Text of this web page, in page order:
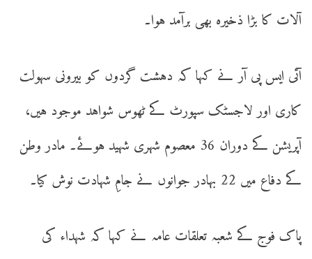
آلات کا بڑا ذخیرہ بھی برآمد ہوا۔
آئی ایس پی آر نے کہا کہ دہشت گردوں کو بیرونی سہولت
کاری اور لاجسٹک سپورٹ کے ٹھوس شواہد موجود ہیں،
آپریشن کے دوران 36 معصوم شہری شہید ہوئے۔ مادر وطن
کے دفاع میں 22 بہادر جوانوں نے جامِ شہادت نوش کیا۔
پاک فوج کے شعبہ تعلقات عامہ نے کہا کہ شہداء کی